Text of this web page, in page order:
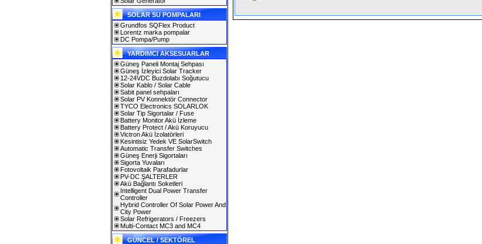
SOLAR SU POMPALARI
Grundfos SQFlex Product
Lorentz marka pompalar
DC Pompa/Pump
YARDIMCI AKSESUARLAR
Güneş Paneli Montaj Sehpası
Güneş İzleyici Solar Tracker
12-24VDC Buzdolabı Soğutucu
Solar Kablo / Solar Cable
Sabit panel sehpaları
Solar PV Konnektör Connector
TYCO Electronics SOLARLOK
Solar Tip Sigortalar / Fuse
Battery Monitor Akü İzleme
Battery Protect / Akü Koruyucu
Victron Akü İzolatörleri
Kesintisiz Yedek VE SolarSwitch
Automatic Transfer Switches
Güneş Enerji Sigortaları
Sigorta Yuvaları
Fotovoltaik Parafadurlar
PV-DC ŞALTERLER
Akü Bağlantı Soketleri
Intelligent Dual Power Transfer
Controller
Hybrid Controller Of Solar Power And
City Power
Solar Refrigerators / Freezers
Multi-Contact MC3 and MC4
GÜNCEL / SEKTÖREL